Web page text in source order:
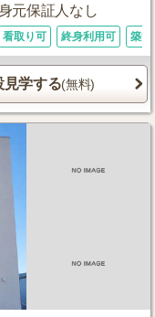
元保証人なし
看取り可 終身利用可 築浅
見学する(無料)